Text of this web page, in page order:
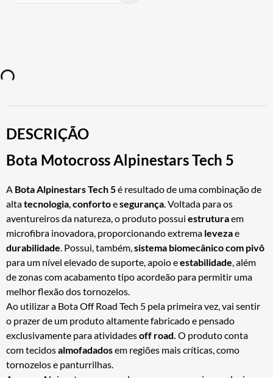
DESCRIÇÃO
Bota Motocross Alpinestars Tech 5
A Bota Alpinestars Tech5é resultado de uma combinação de
altatecnologia,confortoesegurança. Voltada para os
aventureiros da natureza, o produto possui estruturaem
microfibra inovadora, proporcionando extrema levezae
durabilidade. Possui, também,sistema biomecânico com pivô
para um nível elevado de suporte, apoio eestabilidade, além
de zonas com acabamento tipo acordeão para permitir uma
melhor flexão dos tornozelos.
Ao utilizar a Bota Off Road Tech 5 pela primeira vez, vai sentir
o prazer de um produto altamente fabricado e pensado
exclusivamente para atividadesoff road. O produto conta
com tecidosalmofadadosem regiões mais críticas, como
tornozelos e panturrilhas.